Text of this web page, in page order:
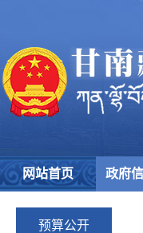
网站首页 政府
预算公开